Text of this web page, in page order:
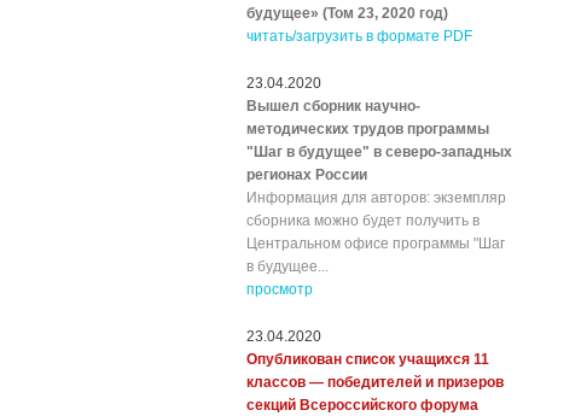
будущее» (Том 23, 2020 год)
читать/загрузить в формате PDF
23.04.2020
Вышел сборник научно-
методических трудов программы
"Шаг в будущее" в северо-западных
регионах России
Информация для авторов: экземпляр
сборника можно будет получить в
Центральном офисе программы "Шаг
в будущее...
просмотр
23.04.2020
Опубликован список учащихся 11
классов — победителей и призеров
секций Всероссийского форума